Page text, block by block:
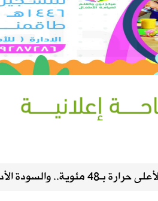
لضيوف الرحمن
رعدية ممطرة وارتفاع في الحرارة ونشاط
يستعرض برنامج “مدار” الصيفي في لقاء على
مئوية.. والسودة الأدنى